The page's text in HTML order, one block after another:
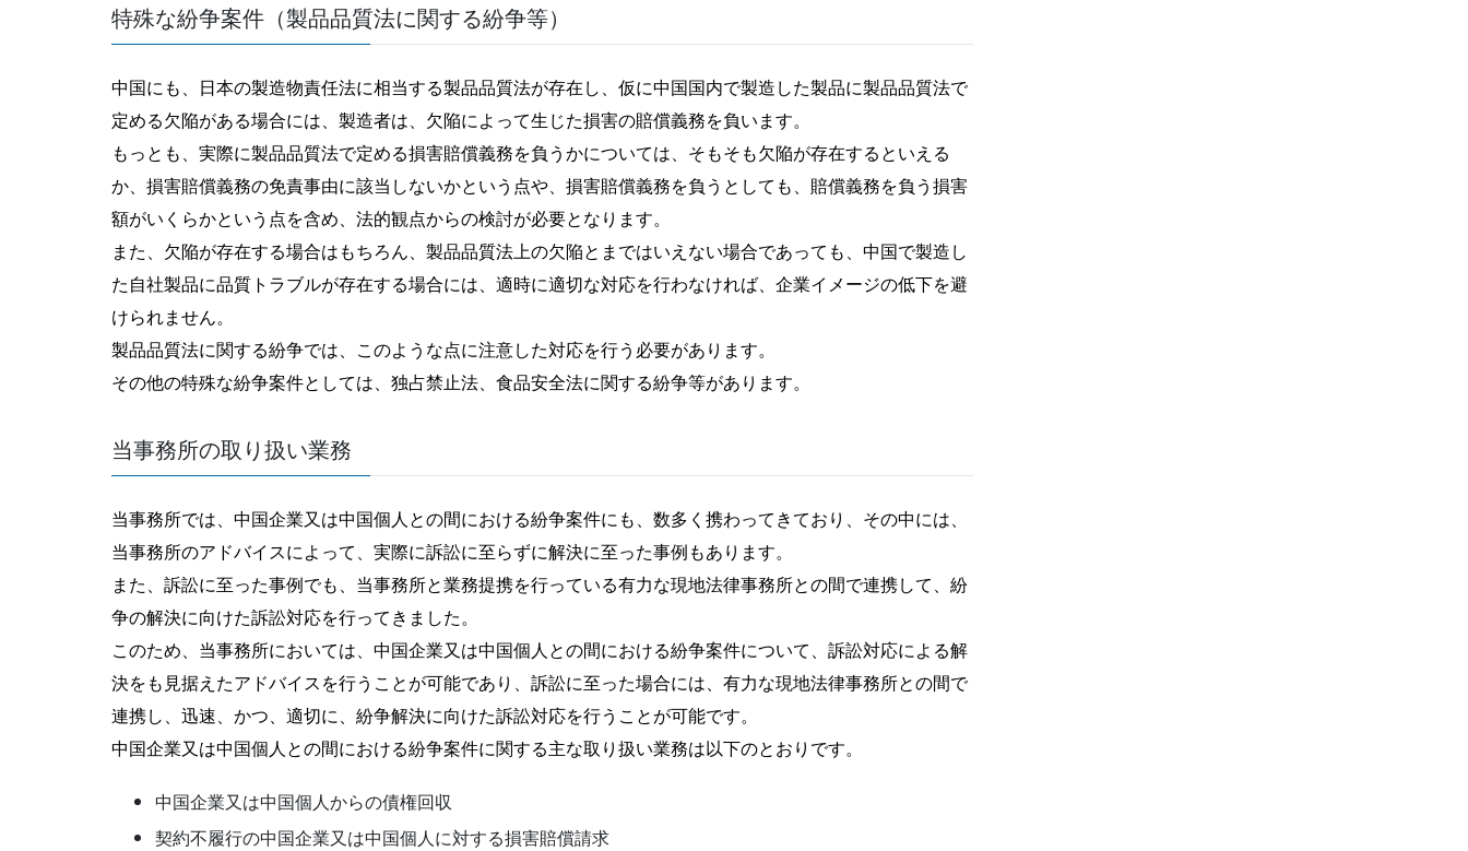
特殊な紛争案件（製品品質法に関する紛争等）
中国にも、日本の製造物責任法に相当する製品品質法が存在し、仮に中国国内で製造した製品に製品品質法で
定める欠陥がある場合には、製造者は、欠陥によって生じた損害の賠償義務を負います。
もっとも、実際に製品品質法で定める損害賠償義務を負うかについては、そもそも欠陥が存在するといえる
か、損害賠償義務の免責事由に該当しないかという点や、損害賠償義務を負うとしても、賠償義務を負う損害
額がいくらかという点を含め、法的観点からの検討が必要となります。
また、欠陥が存在する場合はもちろん、製品品質法上の欠陥とまではいえない場合であっても、中国で製造し
た自社製品に品質トラブルが存在する場合には、適時に適切な対応を行わなければ、企業イメージの低下を避
けられません。
製品品質法に関する紛争では、このような点に注意した対応を行う必要があります。
その他の特殊な紛争案件としては、独占禁止法、食品安全法に関する紛争等があります。
当事務所の取り扱い業務
当事務所では、中国企業又は中国個人との間における紛争案件にも、数多く携わってきており、その中には、
当事務所のアドバイスによって、実際に訴訟に至らずに解決に至った事例もあります。
また、訴訟に至った事例でも、当事務所と業務提携を行っている有力な現地法律事務所との間で連携して、紛
争の解決に向けた訴訟対応を行ってきました。
このため、当事務所においては、中国企業又は中国個人との間における紛争案件について、訴訟対応による解
決をも見据えたアドバイスを行うことが可能であり、訴訟に至った場合には、有力な現地法律事務所との間で
連携し、迅速、かつ、適切に、紛争解決に向けた訴訟対応を行うことが可能です。
中国企業又は中国個人との間における紛争案件に関する主な取り扱い業務は以下のとおりです。
中国企業又は中国個人からの債権回収
契約不履行の中国企業又は中国個人に対する損害賠償請求